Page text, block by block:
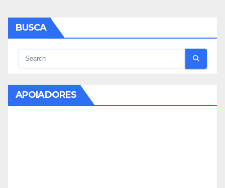
BUSCA
APOIADORES